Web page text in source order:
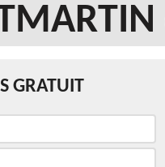
GRATUIT